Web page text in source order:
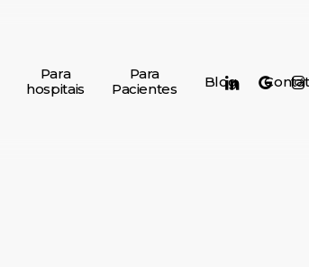
Para
hospitais
Para
Pacientes
Blog
linkedingoogle-